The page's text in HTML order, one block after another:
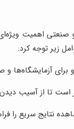
اهمیت
زیر توجه کرد:
و برای
است تا از آسیب
نتایج سریع را